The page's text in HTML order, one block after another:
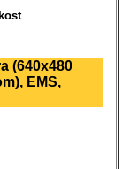
(640x480
EMS,